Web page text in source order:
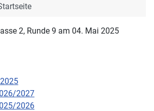
2, Runde 9 am 04. Mai 2025
2027
2026